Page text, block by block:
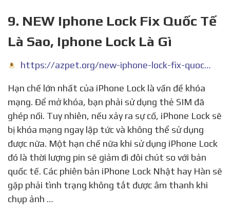
9. NEW Iphone Lock Fix Quốc Tế
Là Sao, Iphone Lock Là Gì
https://azpet.org/new-iphone-lock-fix-quoc-te-la-sao-iphone-lock-la-gi/
Hạn chế lớn nhất của iPhone Lock là vấn đề khóa
mạng. Để mở khóa, bạn phải sử dụng thẻ SIM đã
ghép nối. Tuy nhiên, nếu xảy ra sự cố, iPhone Lock sẽ
bị khóa mạng ngay lập tức và không thể sử dụng
được nữa. Một hạn chế nữa khi sử dụng iPhone Lock
đó là thời lượng pin sẽ giảm đi đôi chút so với bản
quốc tế. Các phiên bản iPhone Lock Nhật hay Hàn sẽ
gặp phải tình trạng không tắt được âm thanh khi
chụp ảnh …